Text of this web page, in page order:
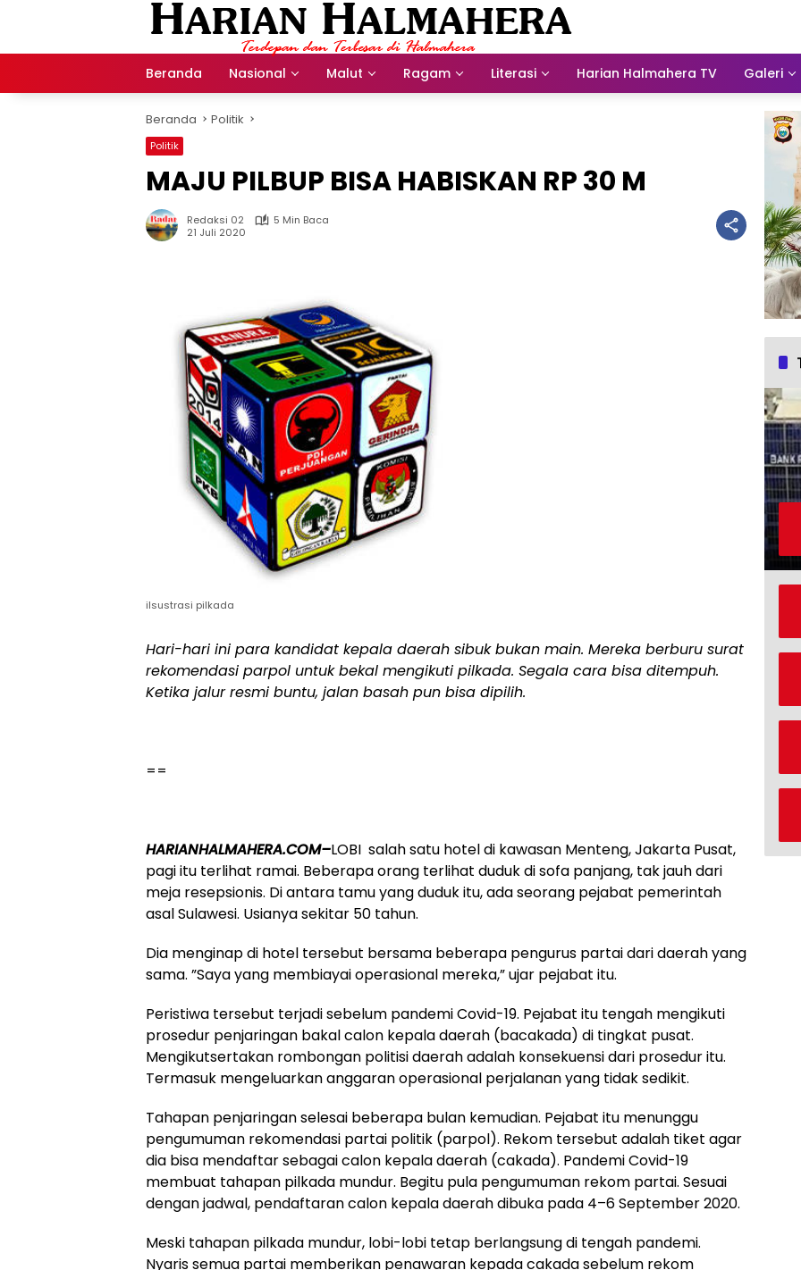
Beranda Nasional Malut Ragam Literasi Harian Halmahera TV Galeri
Beranda Politik
Politik
MAJU PILBUP BISA HABISKAN RP 30 M
Redaksi 02
5 Min Baca
21 Juli 2020
ilsustrasi pilkada
Hari-hari ini para kandidat kepala daerah sibuk bukan main. Mereka berburu surat
rekomendasi parpol untuk bekal mengikuti pilkada. Segala cara bisa ditempuh.
Ketika jalur resmi buntu, jalan basah pun bisa dipilih.
==
HARIANHALMAHERA.COM–LOBI salah satu hotel di kawasan Menteng, Jakarta Pusat,
pagi itu terlihat ramai. Beberapa orang terlihat duduk di sofa panjang, tak jauh dari
meja resepsionis. Di antara tamu yang duduk itu, ada seorang pejabat pemerintah
asal Sulawesi. Usianya sekitar 50 tahun.
Dia menginap di hotel tersebut bersama beberapa pengurus partai dari daerah yang
sama. ”Saya yang membiayai operasional mereka,” ujar pejabat itu.
Peristiwa tersebut terjadi sebelum pandemi Covid-19. Pejabat itu tengah mengikuti
prosedur penjaringan bakal calon kepala daerah (bacakada) di tingkat pusat.
Mengikutsertakan rombongan politisi daerah adalah konsekuensi dari prosedur itu.
Termasuk mengeluarkan anggaran operasional perjalanan yang tidak sedikit.
Tahapan penjaringan selesai beberapa bulan kemudian. Pejabat itu menunggu
pengumuman rekomendasi partai politik (parpol). Rekom tersebut adalah tiket agar
dia bisa mendaftar sebagai calon kepala daerah (cakada). Pandemi Covid-19
membuat tahapan pilkada mundur. Begitu pula pengumuman rekom partai. Sesuai
dengan jadwal, pendaftaran calon kepala daerah dibuka pada 4–6 September 2020.
Meski tahapan pilkada mundur, lobi-lobi tetap berlangsung di tengah pandemi.
Nyaris semua partai memberikan penawaran kepada cakada sebelum rekom